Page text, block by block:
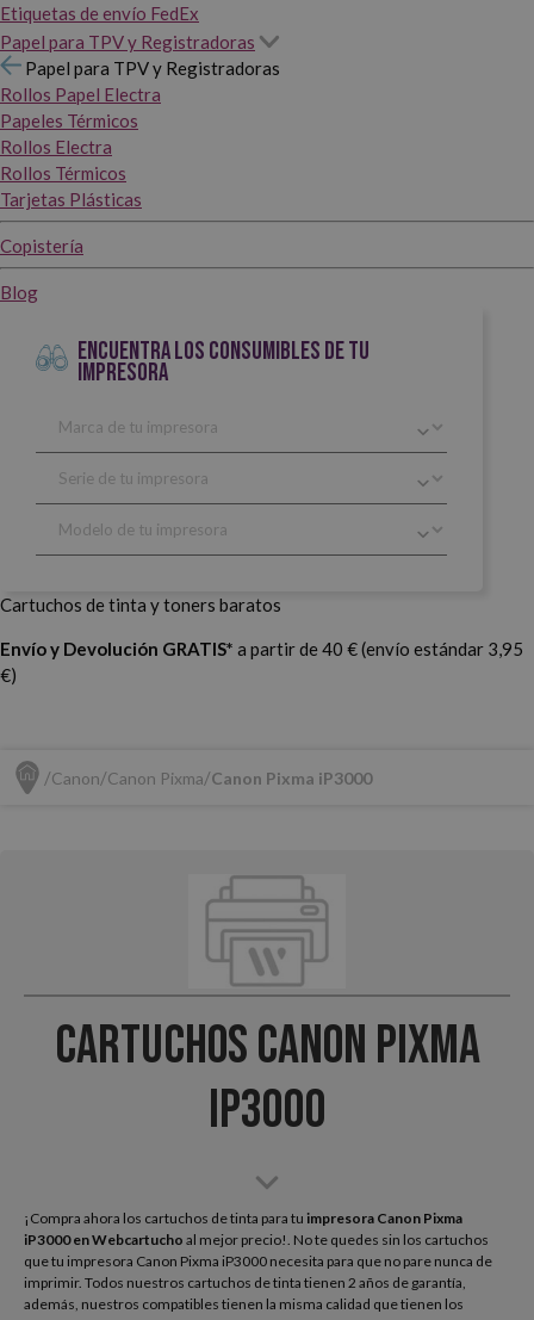
Etiquetas de envío FedEx
Papel para TPV y Registradoras
Papel para TPV y Registradoras
Rollos Papel Electra
Papeles Térmicos
Rollos Electra
Rollos Térmicos
Tarjetas Plásticas
Copistería
Blog
ENCUENTRA LOS CONSUMIBLES DE TU
IMPRESORA
Cartuchos de tinta y toners baratos
Envío y Devolución GRATIS* a partir de 40 € (envío estándar 3,95
€)
Canon Canon Pixma Canon Pixma iP3000
Cartuchos Canon Pixma
iP3000
¡Compra ahora los cartuchos de tinta para tu impresora Canon Pixma
iP3000 en Webcartucho al mejor precio!. No te quedes sin los cartuchos
que tu impresora Canon Pixma iP3000 necesita para que no pare nunca de
imprimir. Todos nuestros cartuchos de tinta tienen 2 años de garantía,
además, nuestros compatibles tienen la misma calidad que tienen los